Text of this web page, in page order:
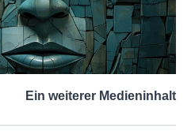
Ein weiterer Medieninhalt